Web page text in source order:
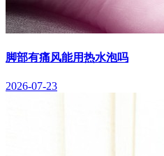
脚部有痛风能用热水泡吗
2026-07-23